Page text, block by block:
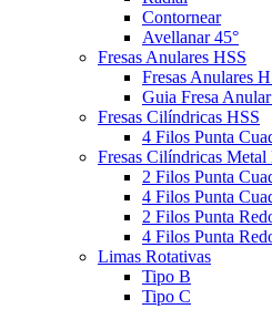
Contornear
Avellanar 45°
Fresas Anulares HSS
Fresas Anulares
Guia Fresa
Fresas Cilíndricas HSS
4 Filos Punta
Fresas Cilíndricas
2 Filos Punta
4 Filos Punta
2 Filos Punta
4 Filos Punta
Limas Rotativas
Tipo B
Tipo C